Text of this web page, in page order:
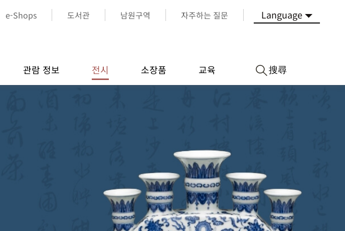
e-Shops 도서관 남원구역 자주하는 질문 Language
관람 정보 전시 소장품 교육 搜尋